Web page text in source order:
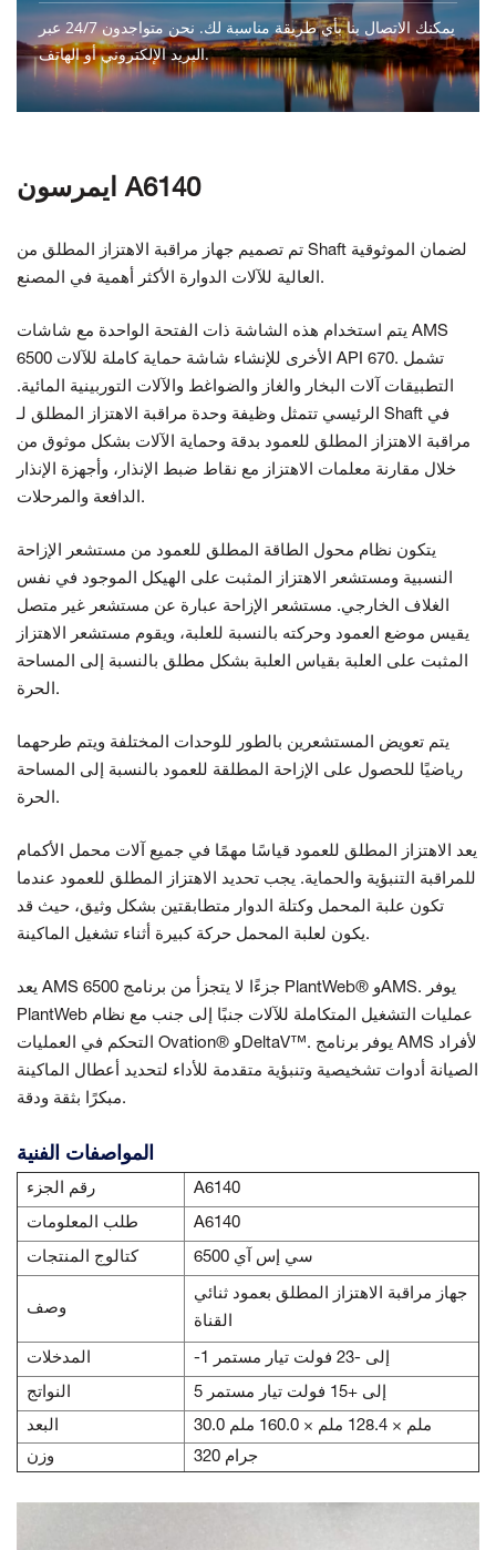
يمكنك الاتصال بنا بأي طريقة مناسبة لك. نحن متواجدون 24/7 عبر
البريد الإلكتروني أو الهاتف.
اتصل بنا
ايمرسون A6140
تم تصميم جهاز مراقبة الاهتزاز المطلق من Shaft لضمان الموثوقية
العالية للآلات الدوارة الأكثر أهمية في المصنع.
يتم استخدام هذه الشاشة ذات الفتحة الواحدة مع شاشات AMS
6500 الأخرى للإنشاء شاشة حماية كاملة للآلات API 670. تشمل
التطبيقات
آلات البخار والغاز والضواغط والآلات التوربينية المائية.
الرئيسي
تتمثل وظيفة وحدة مراقبة الاهتزاز المطلق لـ Shaft في
مراقبة الاهتزاز المطلق للعمود بدقة وحماية الآلات بشكل موثوق من
خلال مقارنة معلمات الاهتزاز مع نقاط ضبط الإنذار، وأجهزة الإنذار
الدافعة والمرحلات.
يتكون نظام محول الطاقة المطلق للعمود من مستشعر الإزاحة
النسبية ومستشعر الاهتزاز المثبت على الهيكل الموجود في نفس
الغلاف الخارجي. مستشعر الإزاحة عبارة عن مستشعر غير متصل
يقيس موضع العمود وحركته بالنسبة للعلبة، ويقوم مستشعر الاهتزاز
المثبت على العلبة بقياس العلبة بشكل مطلق بالنسبة إلى المساحة
الحرة.
يتم تعويض المستشعرين بالطور للوحدات المختلفة ويتم طرحهما
رياضيًا للحصول على الإزاحة المطلقة للعمود بالنسبة إلى المساحة
الحرة.
يعد الاهتزاز المطلق للعمود قياسًا مهمًا في جميع آلات محمل الأكمام
للمراقبة التنبؤية والحماية. يجب تحديد الاهتزاز المطلق للعمود عندما
تكون علبة المحمل وكتلة الدوار متطابقتين بشكل وثيق، حيث قد
يكون لعلبة المحمل حركة كبيرة أثناء تشغيل الماكينة.
يعد AMS 6500 جزءًا لا يتجزأ من برنامج PlantWeb® وAMS. يوفر
PlantWeb عمليات التشغيل المتكاملة للآلات جنبًا إلى جنب مع نظام
التحكم في العمليات Ovation® وDeltaV™. يوفر برنامج AMS لأفراد
الصيانة أدوات تشخيصية وتنبؤية متقدمة للأداء لتحديد أعطال الماكينة
مبكرًا بثقة ودقة.
المواصفات الفنية
رقم الجزء A6140
طلب المعلومات A6140
كتالوج المنتجات سي إس آي 6500
وصف
جهاز مراقبة الاهتزاز المطلق بعمود ثنائي
القناة
المدخلات -1 إلى -23 فولت تيار مستمر
النواتج 5 إلى +15 فولت تيار مستمر
البعد
30.0 ملم × 128.4 ملم × 160.0 ملم
وزن
320 جرام